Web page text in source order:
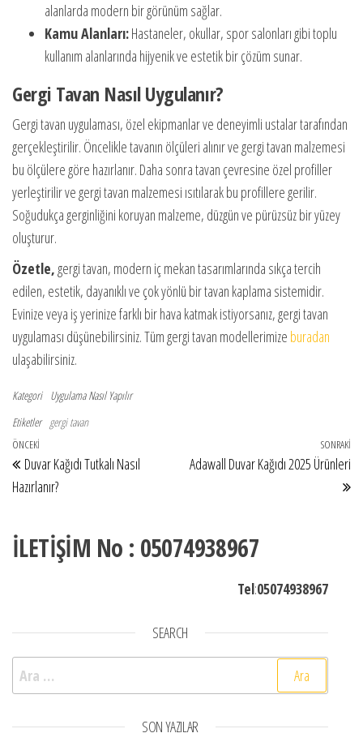
alanlarda modern bir görünüm sağlar.
Kamu Alanları:Hastaneler, okullar, spor salonları gibi toplu
kullanım alanlarında hijyenik ve estetik bir çözüm sunar.
Gergi Tavan Nasıl Uygulanır?
Gergi tavan uygulaması, özel ekipmanlar ve deneyimli ustalar tarafından
gerçekleştirilir. Öncelikle tavanın ölçüleri alınır ve gergi tavan malzemesi
bu ölçülere göre hazırlanır. Daha sonra tavan çevresine özel profiller
yerleştirilir ve gergi tavan malzemesi ısıtılarak bu profillere gerilir.
Soğudukça gerginliğini koruyan malzeme, düzgün ve pürüzsüz bir yüzey
oluşturur.
Özetle,gergi tavan, modern iç mekan tasarımlarında sıkça tercih
edilen, estetik, dayanıklı ve çok yönlü bir tavan kaplama sistemidir.
Evinize veya iş yerinize farklı bir hava katmak istiyorsanız, gergi tavan
uygulaması düşünebilirsiniz. Tüm gergi tavan modellerimize buradan
ulaşabilirsiniz.
Kategori Uygulama Nasıl Yapılır
Etiketler gergi tavan
Yazı gezinmesi
Önceki Yazı
ÖNCEKI
Duvar Kağıdı Tutkalı Nasıl
Hazırlanır?
SONRAKI
Adawall Duvar Kağıdı 2025 Ürünleri
İLETİŞİM No : 05074938967
Tel:05074938967
SEARCH
Arama:
SON YAZILAR